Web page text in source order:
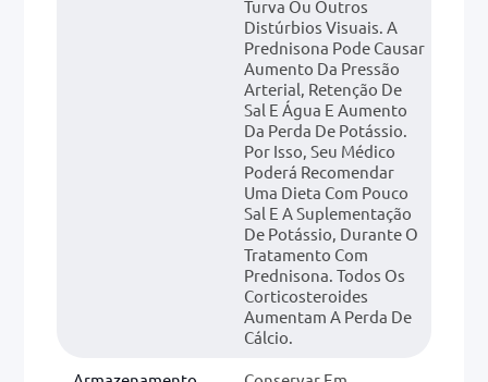
Turva Ou Outros
Distúrbios Visuais. A
Prednisona Pode Causar
Aumento Da Pressão
Arterial, Retenção De
Sal E Água E Aumento
Da Perda De Potássio.
Por Isso, Seu Médico
Poderá Recomendar
Uma Dieta Com Pouco
Sal E A Suplementação
De Potássio, Durante O
Tratamento Com
Prednisona. Todos Os
Corticosteroides
Aumentam A Perda De
Cálcio.